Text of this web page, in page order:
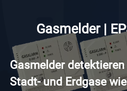
Gasmelder |
Gasmelder
Stadt- und Erdgase